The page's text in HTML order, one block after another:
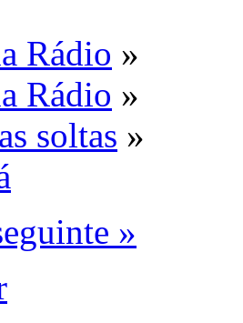
Rádio »
Rádio »
soltas »
»